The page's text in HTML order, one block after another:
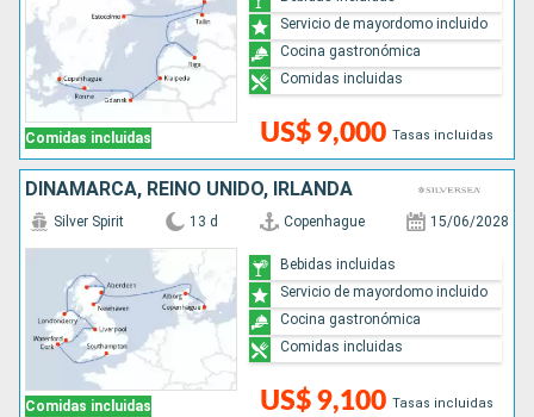
Comidas incluidas US$ 9,000 Tasas incluidas
Servicio de mayordomo incluido
Cocina gastronómica
Comidas incluidas
DINAMARCA, REINO UNIDO, IRLANDA
Comidas incluidas
Silver Spirit 13 d Copenhague 15/06/2028
US$ 9,100 Tasas incluidas
Bebidas incluidas
Servicio de mayordomo incluido
Cocina gastronómica
Comidas incluidas